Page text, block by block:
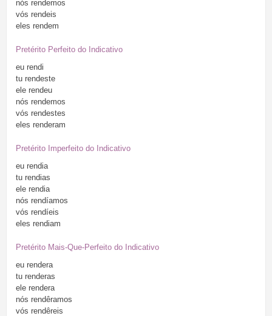
nós rendemos
vós rendeis
eles rendem
Pretérito Perfeito do Indicativo
eu rendi
tu rendeste
ele rendeu
nós rendemos
vós rendestes
eles renderam
Pretérito Imperfeito do Indicativo
eu rendia
tu rendias
ele rendia
nós rendíamos
vós rendíeis
eles rendiam
Pretérito Mais-Que-Perfeito do Indicativo
eu rendera
tu renderas
ele rendera
nós rendêramos
vós rendêreis